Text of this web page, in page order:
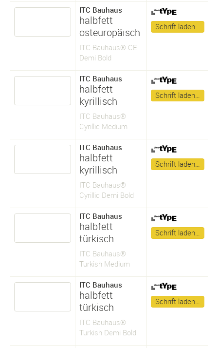
ITC Bauhaus
halbfett
osteuropäisch
ITC Bauhaus® CE
Demi Bold
Schrift laden…
ITC Bauhaus
halbfett
kyrillisch
ITC Bauhaus®
Cyrillic Medium
Schrift laden…
ITC Bauhaus
halbfett
kyrillisch
ITC Bauhaus®
Cyrillic Demi Bold
Schrift laden…
ITC Bauhaus
halbfett
türkisch
ITC Bauhaus®
Turkish Medium
Schrift laden…
ITC Bauhaus
halbfett
türkisch
ITC Bauhaus®
Turkish Demi Bold
Schrift laden…